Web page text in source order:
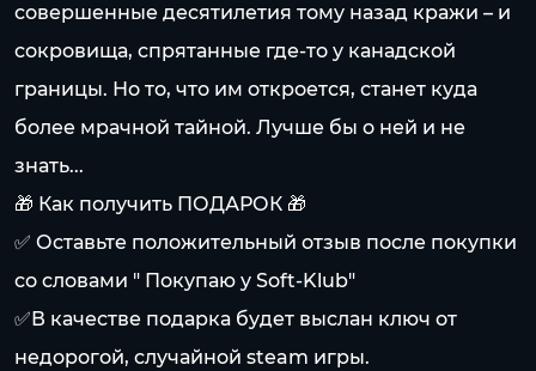
совершенные десятилетия тому назад кражи – и
сокровища, спрятанные где-то у канадской
границы. Но то, что им откроется, станет куда
более мрачной тайной. Лучше бы о ней и не
знать...
🎁 Как получить ПОДАРОК 🎁
✅ Оставьте положительный отзыв после покупки
со словами " Покупаю у Soft-Klub"
✅В качестве подарка будет выслан ключ от
недорогой, случайной steam игры.